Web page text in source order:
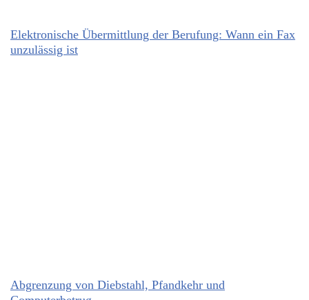
Elektronische Übermittlung der Berufung: Wann ein Fax
unzulässig ist
Abgrenzung von Diebstahl, Pfandkehr und